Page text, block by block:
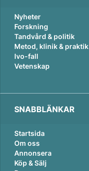
Nyheter
Forskning
Tandvård & politik
Metod, klinik & praktik
Ivo-fall
Vetenskap
SNABBLÄNKAR
Startsida
Om oss
Annonsera
Köp & Sälj